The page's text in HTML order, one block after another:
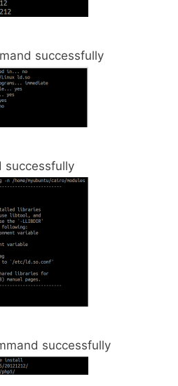
successfully
successfully
successfully